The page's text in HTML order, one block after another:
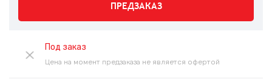
ПРЕДЗАКАЗ
Под заказ
Цена на момент предзаказа не является офертой